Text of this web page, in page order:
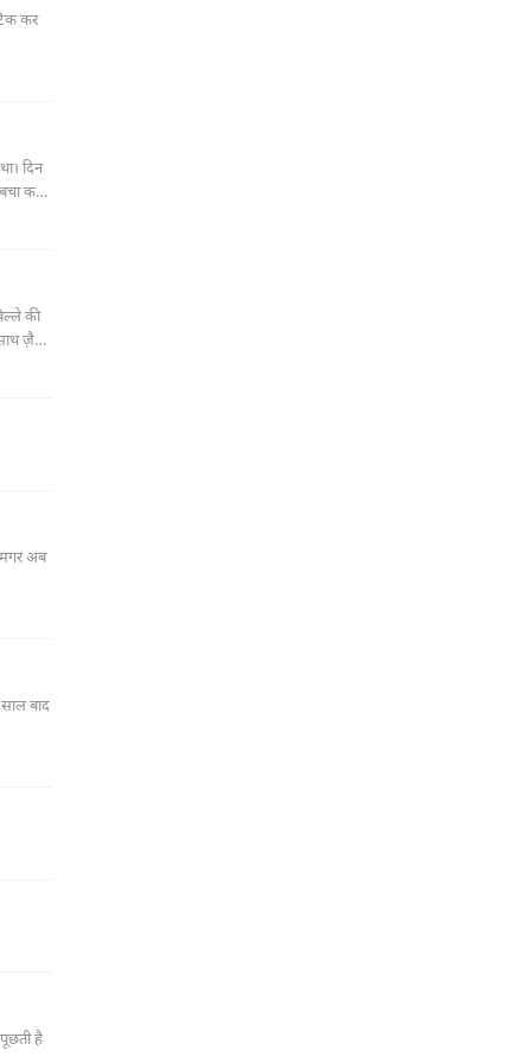
कर
दिन
कर
की
ज़ैदी
और उस
बाद
है